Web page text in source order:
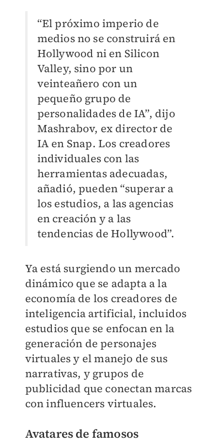
“El próximo imperio de
medios no se construirá en
Hollywood ni en Silicon
Valley, sino por un
veinteañero con un
pequeño grupo de
personalidades de IA”, dijo
Mashrabov, ex director de
IA en Snap. Los creadores
individuales con las
herramientas adecuadas,
añadió, pueden “superar a
los estudios, a las agencias
en creación y a las
tendencias de Hollywood”.
Ya está surgiendo un mercado
dinámico que se adapta a la
economía de los creadores de
inteligencia artificial, incluidos
estudios que se enfocan en la
generación de personajes
virtuales y el manejo de sus
narrativas, y grupos de
publicidad que conectan marcas
con influencers virtuales.
Avatares de famosos